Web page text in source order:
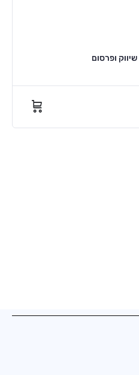
שיווק ופרסום